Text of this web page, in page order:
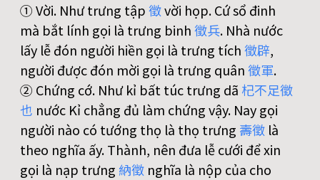
① Vời. Như trưng tập徵vời họp. Cứ sổ đinh
mà bắt lính gọi là trưng binh徵兵. Nhà nước
lấy lễ đón người hiền gọi là trưng tích徵辟,
người được đón mời gọi là trưng quân徵軍.
② Chứng cớ. Như kỉ bất túc trưng dã 杞不足徵
也 nước Kỉ chẳng đủ làm chứng vậy. Nay gọi
người nào có tướng thọ là thọ trưng 壽徵 là
theo nghĩa ấy. Thành, nên đưa lễ cưới để xin
gọi là nạp trưng 納徵 nghĩa là nộp của cho